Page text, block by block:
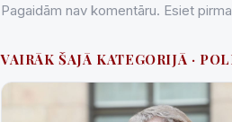
Pagaidām nav komentāru. Esiet
VAIRĀK ŠAJĀ KATEGORIJĀ ·